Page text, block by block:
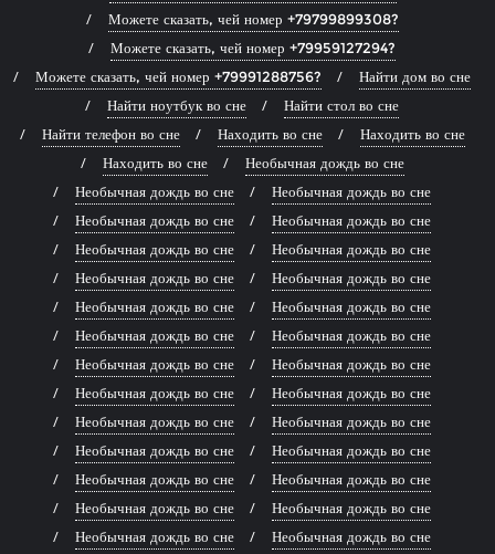
Можете сказать, чей номер +79799899308?
Можете сказать, чей номер +79959127294?
Можете сказать, чей номер +79991288756?
Найти дом во сне
Найти ноутбук во сне
Найти стол во сне
Найти телефон во сне
Находить во сне
Находить во сне
Находить во сне
Необычная дождь во сне
Необычная дождь во сне
Необычная дождь во сне
Необычная дождь во сне
Необычная дождь во сне
Необычная дождь во сне
Необычная дождь во сне
Необычная дождь во сне
Необычная дождь во сне
Необычная дождь во сне
Необычная дождь во сне
Необычная дождь во сне
Необычная дождь во сне
Необычная дождь во сне
Необычная дождь во сне
Необычная дождь во сне
Необычная дождь во сне
Необычная дождь во сне
Необычная дождь во сне
Необычная дождь во сне
Необычная дождь во сне
Необычная дождь во сне
Необычная дождь во сне
Необычная дождь во сне
Необычная дождь во сне
Необычная дождь во сне
Необычная дождь во сне